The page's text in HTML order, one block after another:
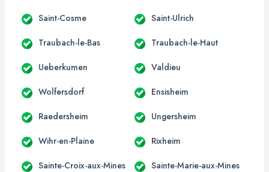
Saint-Cosme Saint-Ulrich
Traubach-le-Bas Traubach-le-Haut
Ueberkumen Valdieu
Wolfersdorf Ensisheim
Raedersheim Ungersheim
Wihr-en-Plaine Rixheim
Sainte-Croix-aux-Mines Sainte-Marie-aux-Mines